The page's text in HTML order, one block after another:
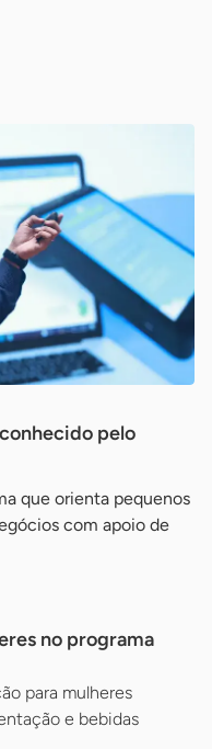
pelo
que orienta pequenos
com apoio de
no programa
para mulheres
e bebidas